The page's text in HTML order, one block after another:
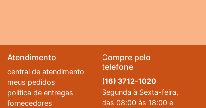
Atendimento
central de atendimento
meus pedidos
política de entregas
fornecedores
Compre pelo
telefone
(16) 3712-1020
Segunda à Sexta-feira,
das 08:00 às 18:00 e